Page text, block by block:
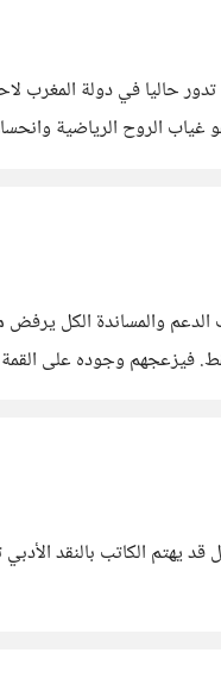
تدور حاليا في دولة
الروح الرياضية
والمساندة الكل
فيزعجهم وجوده على
الكاتب بالنقد